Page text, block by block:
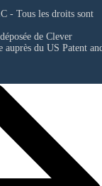
- Tous les droits sont
de Clever
auprès du US Patent